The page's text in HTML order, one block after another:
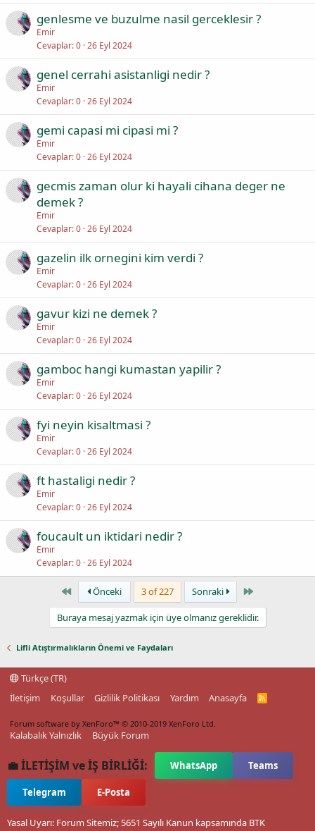
genlesme ve buzulme nasil gerceklesir ?
Emir
Cevaplar 0 26 Eyl 2024
genel cerrahi asistanligi nedir ?
Emir
Cevaplar 0 26 Eyl 2024
gemi capasi mi cipasi mi ?
Emir
Cevaplar 0 26 Eyl 2024
gecmis zaman olur ki hayali cihana deger ne
demek ?
Emir
Cevaplar 0 26 Eyl 2024
gazelin ilk ornegini kim verdi ?
Emir
Cevaplar 0 26 Eyl 2024
gavur kizi ne demek ?
Emir
Cevaplar 0 26 Eyl 2024
gamboc hangi kumastan yapilir ?
Emir
Cevaplar 0 26 Eyl 2024
fyi neyin kisaltmasi ?
Emir
Cevaplar 0 26 Eyl 2024
ft hastaligi nedir ?
Emir
Cevaplar 0 26 Eyl 2024
foucault un iktidari nedir ?
Emir
Cevaplar 0 26 Eyl 2024
First Önceki 3 of 227 Sonraki Last
Buraya mesaj yazmak için üye olmanız gereklidir.
Lifli Atıştırmalıkların Önemi ve Faydaları
Türkçe (TR)
İletişim
Koşullar Gizlilik Politikası Yardım Anasayfa
R
Forum software by XenForo™ © 2010-2019 XenForo Ltd.
Kalabalık Yalnızlık Büyük Forum
💼 İLETİŞİM ve İŞ BİRLİĞİ: WhatsApp Teams
Telegram E-Posta
Yasal Uyarı: Forum Sitemiz; 5651 Sayılı Kanun kapsamında BTK